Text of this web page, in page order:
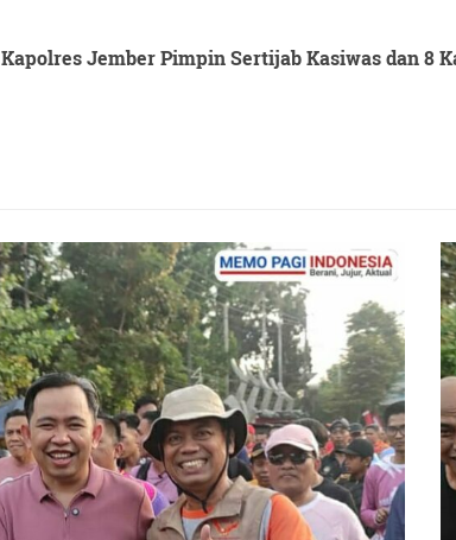
Kapolres Jember Pimpin Sertijab Kasiwas dan 8